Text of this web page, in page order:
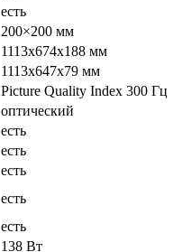
есть
200×200 мм
1113x674x188 мм
1113x647x79 мм
Picture Quality Index 300 Гц
оптический
есть
есть
есть
есть
есть
138 Вт